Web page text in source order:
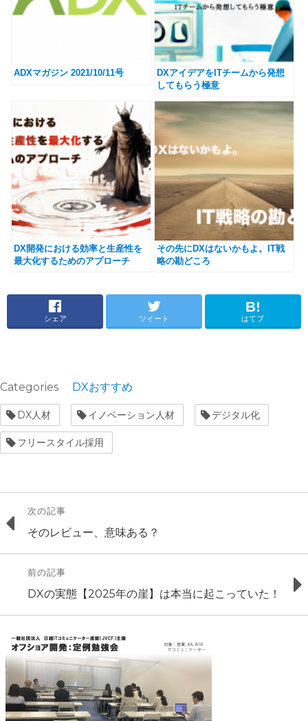
ADXマガジン 2021/10/11号
DXアイデアをITチームから発想
してもらう極意
DX開発における効率と生産性を
最大化するためのアプローチ
その先にDXはないかもよ。IT戦
略の勘どころ
シェア ツイート はてブ
Categories DXおすすめ
TagsDX人材 イノベーション人材 デジタル化
フリースタイル採用
稿
ー
シ
ョ
次の記事
Previous
post:
そのレビュー、意味ある？
前の記事
Next
post:
DXの実態【2025年の崖】は本当に起こっていた！